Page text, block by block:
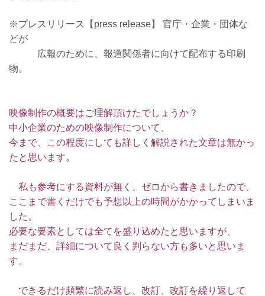
※プレスリリース【press release】 官庁・企業・団体な
どが
広報のために、報道関係者に向けて配布する印刷
物。
映像制作の概要はご理解頂けたでしょうか？
中小企業のための映像制作について、
今まで、この程度にしても詳しく解説された文章は無かっ
たと思います。
私も参考にする資料が無く、ゼロから書きましたので、
ここまで書くだけでも予想以上の時間がかかってしまいま
した。
必要な要素としては全てを盛り込めたと思いますが、
まだまだ、詳細について良く判らない方も多いと思いま
す。
できるだけ頻繁に読み返し、改訂、改訂を繰り返して